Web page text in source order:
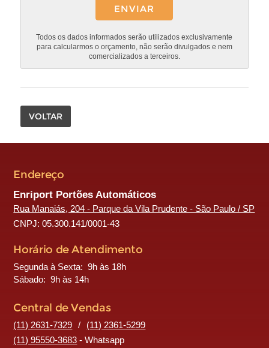
Todos os dados informados serão utilizados exclusivamente
para calcularmos o orçamento, não serão divulgados e nem
comercializados a terceiros.
VOLTAR
Endereço
Enriport Portões Automáticos
Rua Manaiás, 204 - Parque da Vila Prudente - São Paulo / SP
CNPJ: 05.300.141/0001-43
Horário de Atendimento
Segunda à Sexta: 9h às 18h
Sábado: 9h às 14h
Central de Vendas
(11) 2631-7329 /
(11) 2361-5299
(11) 95550-3683 - Whatsapp